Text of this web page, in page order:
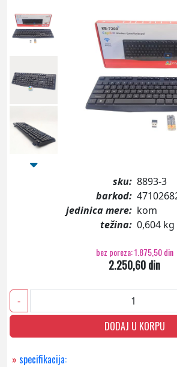
sku: 8893-3
barkod:
jedinica mere: kom
težina: 0,604 kg
bez poreza: 1.875,50 din
2.250,60 din
-
DODAJ U KORPU
» specifikacija: